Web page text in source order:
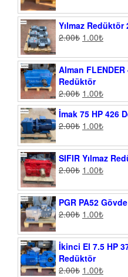
Yılmaz Redüktör
2.00₺ 1.00₺
Alman
Redüktör
2.00₺ 1.00₺
İmak 75 HP 426
2.00₺ 1.00₺
SIFIR Yılmaz
2.00₺ 1.00₺
PGR PA52
2.00₺ 1.00₺
İkinci El 7.5 HP
Redüktör
2.00₺ 1.00₺